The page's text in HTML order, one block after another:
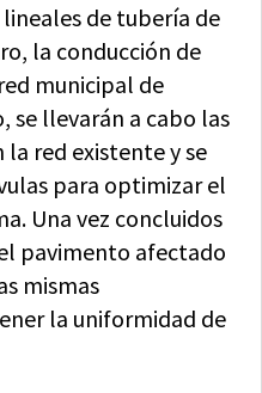
de tubería de
la conducción de
municipal de
se llevarán a cabo las
la red existente y se
para optimizar el
Una vez concluidos
pavimento afectado
mismas
la uniformidad de